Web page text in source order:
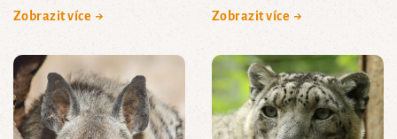
Zobrazit více → Zobrazit více →